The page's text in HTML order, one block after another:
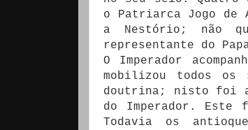
o Patriarca Jogo de
a Nestório; não
representante do
O Imperador
mobilizou todos os
doutrina; nisto foi
do Imperador. Este
Todavia os